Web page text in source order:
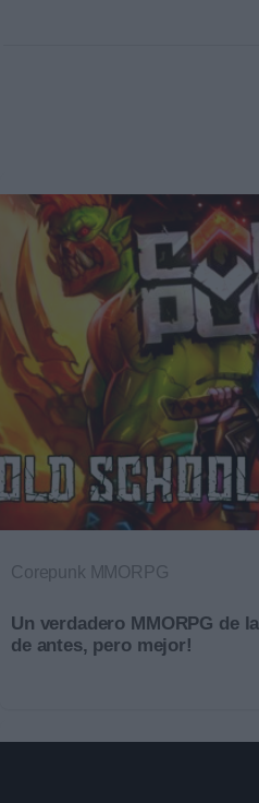
Corepunk MMORPG
Un verdadero MMORPG de
de antes, pero mejor!